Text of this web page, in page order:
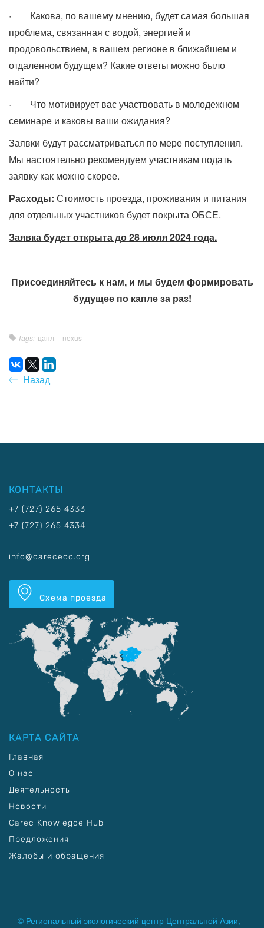
· Какова, по вашему мнению, будет самая большая
проблема, связанная с водой, энергией и
продовольствием, в вашем регионе в ближайшем и
отдаленном будущем? Какие ответы можно было
найти?
· Что мотивирует вас участвовать в молодежном
семинаре и каковы ваши ожидания?
Заявки будут рассматриваться по мере поступления.
Мы настоятельно рекомендуем участникам подать
заявку как можно скорее.
Расходы: Стоимость проезда, проживания и питания
для отдельных участников будет покрыта ОБСЕ.
Заявка будет открыта до 28 июля 2024 года.
Присоединяйтесь к нам, и мы будем формировать
будущее по капле за раз!
Tags: цапл nexus
Назад
КОНТАКТЫ
+7 (727) 265 4333
+7 (727) 265 4334
info@carececo.org
Схема проезда
КАРТА САЙТА
Главная
О нас
Деятельность
Новости
Carec Knowlegde Hub
Предложения
Жалобы и обращения
© Региональный экологический центр Центральной Азии,